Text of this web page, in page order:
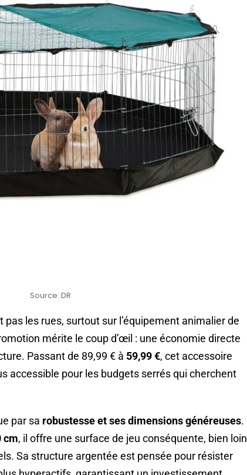
Source: DR
les rues, surtout sur l’équipement animalier de
mérite le coup d’œil : une économie directe
Passant de 89,99 € à 59,99 €, cet accessoire
accessible pour les budgets serrés qui cherchent
par sa robustesse et ses dimensions généreuses.
cm, il offre une surface de jeu conséquente, bien loin
Sa structure argentée est pensée pour résister